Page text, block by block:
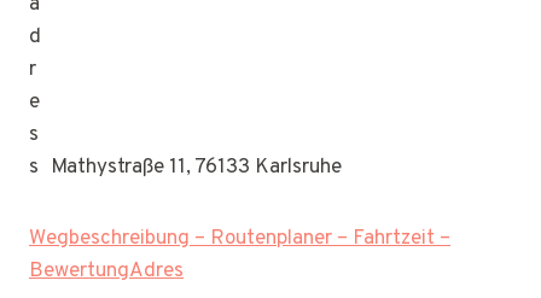
Mathystraße 11, 76133 Karlsruhe
Wegbeschreibung – Routenplaner – Fahrtzeit –
BewertungAdres